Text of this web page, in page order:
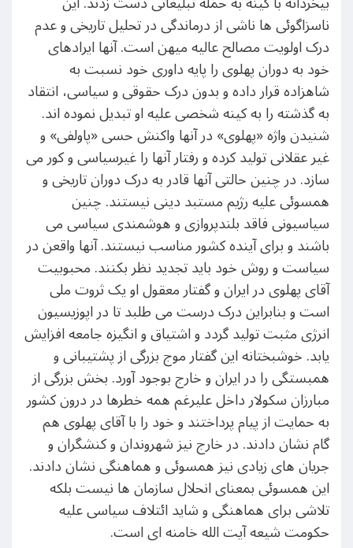
ناسزاگوئی ها ناشی از درماندگی در تحلیل تاریخی و عدم
درک اولویت مصالح عالیه میهن است. آنها ایرادهای
خود به دوران پهلوی را پایه داوری خود نسبت به
شاهزاده قرار داده و بدون درک حقوقی و سیاسی، انتقاد
به گذشته را به کینه شخصی علیه او تبدیل نموده اند.
شنیدن واژه «پهلوی» در آنها واکنش حسی «پاولفی» و
غیر عقلانی تولید کرده و رفتار آنها را غیرسیاسی و کور می
سازد. در چنین حالتی آنها قادر به درک دوران تاریخی و
همسوئی علیه رژیم مستبد دینی نیستند. چنین
سیاسیونی فاقد بلندپروازی و هوشمندی سیاسی می
باشند و برای آینده کشور مناسب نیستند. آنها واقعن در
سیاست و روش خود باید تجدید نظر بکنند. محبوبیت
آقای پهلوی در ایران و گفتار معقول او یک ثروت ملی
است و بنابراین درک درست می طلبد تا در اپوزیسیون
انرژی مثبت تولید گردد و اشتیاق و انگیزه جامعه افزایش
یابد. خوشبختانه این گفتار موج بزرگی از پشتیبانی و
همبستگی را در ایران و خارج بوجود آورد. بخش بزرگی از
مبارزان سکولار داخل علیرغم همه خطرها در درون کشور
به حمایت از پیام پرداختند و خود را با آقای پهلوی هم
گام نشان دادند. در خارج نیز شهروندان و کنشگران و
جریان های زیادی نیز همسوئی و هماهنگی نشان دادند.
این همسوئی بمعنای انحلال سازمان ها نیست بلکه
تلاشی برای هماهنگی و شاید ائتلاف سیاسی علیه
حکومت شیعه آیت الله خامنه ای است.